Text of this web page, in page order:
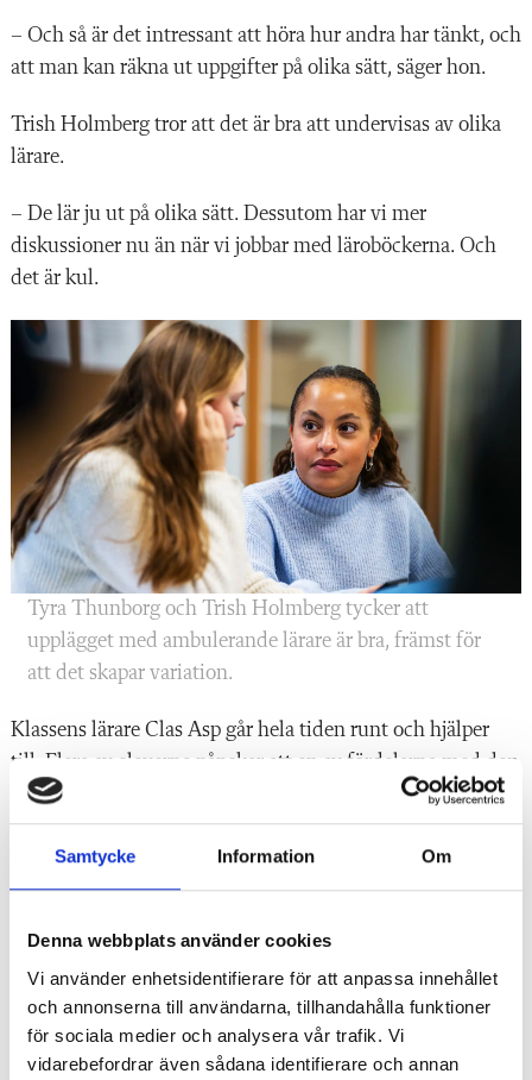
Samtycke Information Om
Denna webbplats använder cookies
Vi använder enhetsidentifierare för att anpassa innehållet
och annonserna till användarna, tillhandahålla funktioner
för sociala medier och analysera vår trafik. Vi
vidarebefordrar även sådana identifierare och annan
– Och så är det intressant att höra hur andra har tänkt, och
att man kan räkna ut uppgifter på olika sätt, säger hon.
Trish Holmberg tror att det är bra att undervisas av olika
lärare.
– De lär ju ut på olika sätt. Dessutom har vi mer
diskussioner nu än när vi jobbar med läroböckerna. Och
det är kul.
Tyra Thunborg och Trish Holmberg tycker att
upplägget med ambulerande lärare är bra, främst för
att det skapar variation.
Klassens lärare Clas Asp går hela tiden runt och hjälper
till. Flera av eleverna påpekar att en av fördelarna med den
här timmen är att han har tid att hjälpa dem mer, vilket
även Clas Asp ser som en stor fördel.
– Det underlättar verkligen. Dels har jag möjlighet att följa
blir det väldigt påtagligt vad som händer i klass­rummet
när man kan stå lite i bakgrunden.
Dessutom lär han sig mycket, berättar han.